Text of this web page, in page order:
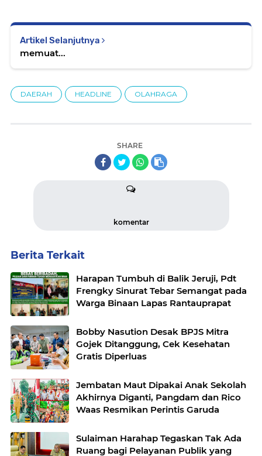
Artikel Selanjutnya
memuat...
DAERAH HEADLINE OLAHRAGA
SHARE
komentar
Berita Terkait
Harapan Tumbuh di Balik Jeruji, Pdt
Frengky Sinurat Tebar Semangat pada
Warga Binaan Lapas Rantauprapat
Bobby Nasution Desak BPJS Mitra
Gojek Ditanggung, Cek Kesehatan
Gratis Diperluas
Jembatan Maut Dipakai Anak Sekolah
Akhirnya Diganti, Pangdam dan Rico
Waas Resmikan Perintis Garuda
Sulaiman Harahap Tegaskan Tak Ada
Ruang bagi Pelayanan Publik yang